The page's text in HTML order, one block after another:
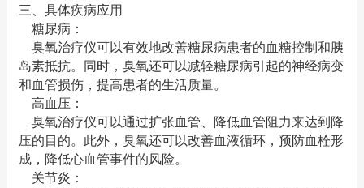
三、具体疾病应用
糖尿病：
臭氧治疗仪可以有效地改善糖尿病患者的血糖控制和胰
岛素抵抗。同时，臭氧还可以减轻糖尿病引起的神经病变
和血管损伤，提高患者的生活质量。
高血压：
臭氧治疗仪可以通过扩张血管、降低血管阻力来达到降
压的目的。此外，臭氧还可以改善血液循环，预防血栓形
成，降低心血管事件的风险。
关节炎：